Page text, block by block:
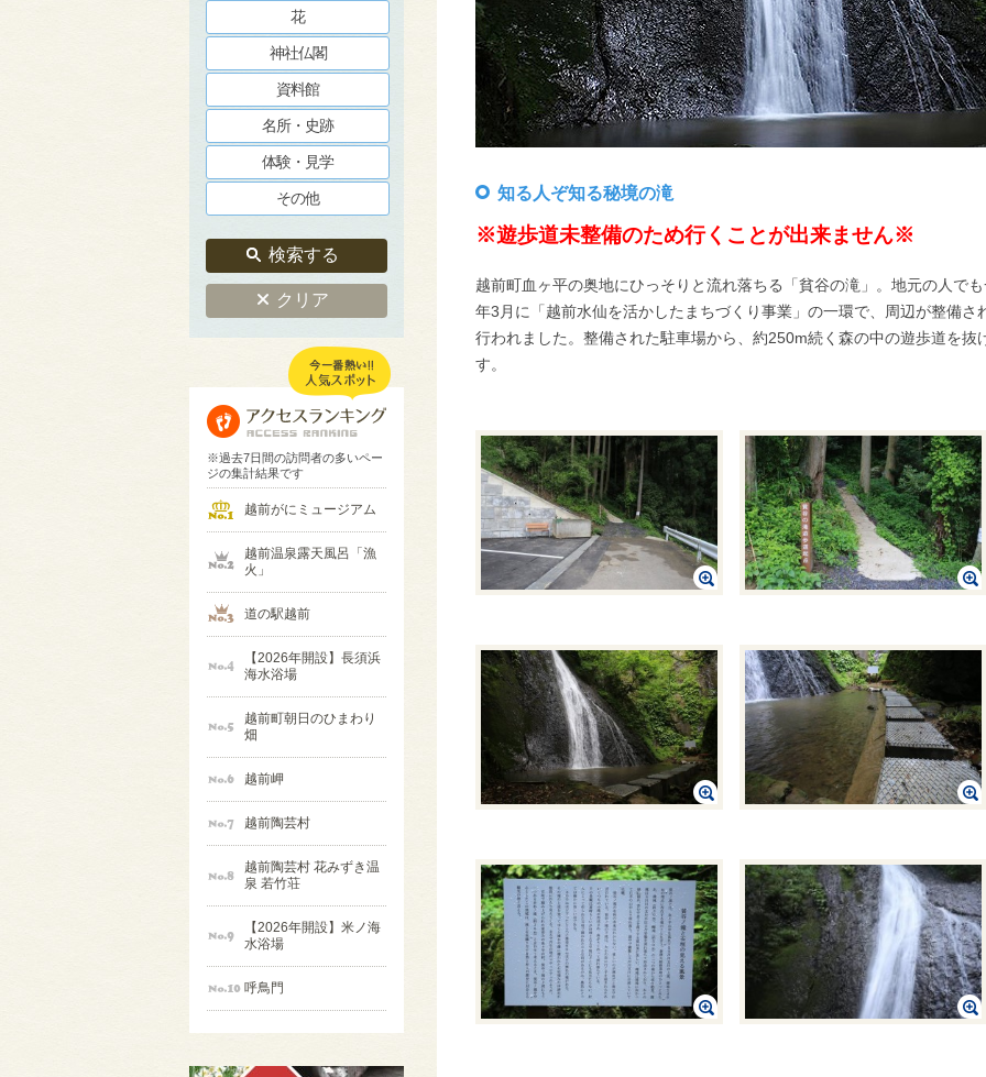
花
神社仏閣
資料館
名所・史跡
体験・見学
その他
検索する
クリア
※過去7日間の訪問者の多いペー
ジの集計結果です
越前がにミュージアム
越前温泉露天風呂「漁
火」
道の駅越前
【2026年開設】長須浜
海水浴場
越前町朝日のひまわり
畑
越前岬
越前陶芸村
越前陶芸村 花みずき温
泉 若竹荘
【2026年開設】米ノ海
水浴場
呼鳥門
知る人ぞ知る秘境の滝
※遊歩道未整備のため行くことが出来ません※
越前町血ヶ平の奥地にひっそりと流れ落ちる「貧谷の滝」。地元の人で
年3月に「越前水仙を活かしたまちづくり事業」の一環で、周辺が整備
行われました。整備された駐車場から、約250m続く森の中の遊歩道を抜
す。